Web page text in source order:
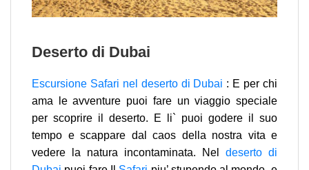
Deserto di Dubai
Escursione Safari nel deserto di Dubai : E per chi
ama le avventure puoi fare un viaggio speciale
per scoprire il deserto. E li` puoi godere il suo
tempo e scappare dal caos della nostra vita e
vedere la natura incontaminata. Nel
deserto di